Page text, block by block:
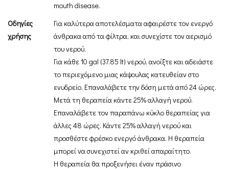
mouth disease.
Οδηγίες
χρήσης
Για καλύτερα αποτελέσματα αφαιρέστε τον ενεργό
άνθρακα από τα φίλτρα, και συνεχίστε τον αερισμό
του νερού.
Για κάθε 10 gal (37.85 lt) νερού, ανοίξτε και αδειάστε
το περιεχόμενο μιας κάψουλας κατευθείαν στο
ενυδρείο. Επαναλάβετε την δόση μετά από 24 ώρες.
Μετά τη θεραπεία κάντε 25% αλλαγή νερού.
Επαναλάβετε τον παραπάνω κύκλο θεραπείας για
άλλες 48 ώρες. Κάντε 25% αλλαγή νερού και
προσθέστε φρέσκο ενεργό άνθρακα. Η θεραπεία
μπορεί να συνεχιστεί αν κριθεί απαραίτητο.
Η θεραπεία θα προξενήσει έναν πράσινο